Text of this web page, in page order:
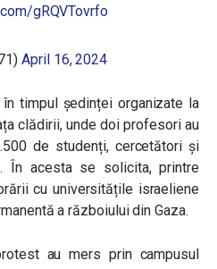
gRQVTovrfo
April 16, 2024
timpul ședinței organizate la
clădirii, unde doi profesori au
de studenți, cercetători și
În acesta se solicita, printre
cu universitățile israeliene
a războiului din Gaza.
au mers prin campusul